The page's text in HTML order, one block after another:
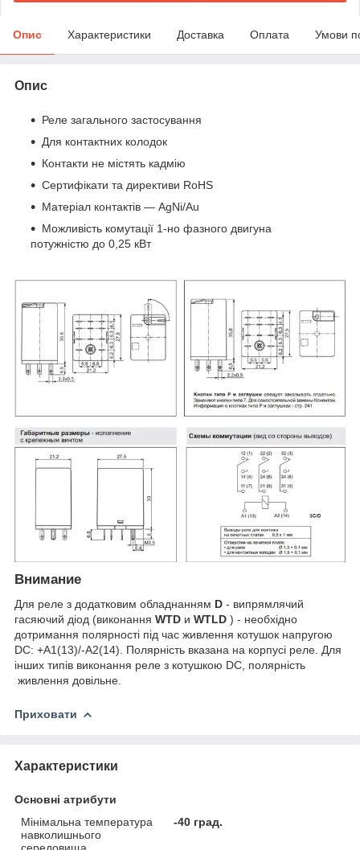
Опис Характеристики Доставка Оплата Умови
Опис
Реле загального застосування
Для контактних колодок
Контакти не містять кадмію
Сертифікати та директиви RoHS
Матеріал контактів — AgNi/Au
Можливість комутації 1-но фазного двигуна
потужністю до 0,25 кВт
Внимание
Для реле з додатковим обладнанням D - випрямлячий
гасяючий діод (виконання WTD и WTLD ) - необхідно
дотримання полярності під час живлення котушок напругою
DC: +А1(13)/-А2(14). Полярність вказана на корпусі реле. Для
інших типів виконання реле з котушкою DC, полярність
живлення довільне.
Приховати
Характеристики
Основні атрибути
Мінімальна температура
навколишнього
-40 град.